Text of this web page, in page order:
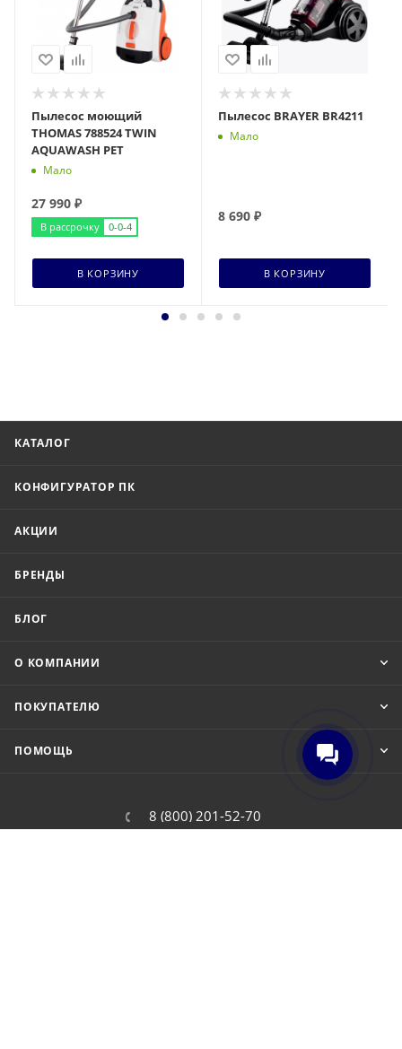
Пылесос моющий
THOMAS 788524 TWIN
AQUAWASH PET
Мало
27 990 ₽
В рассрочку 0-0-4
В КОРЗИНУ
Пылесос BRAYER BR4211
Мало
8 690 ₽
В КОРЗИНУ
КАТАЛОГ
КОНФИГУРАТОР ПК
АКЦИИ
БРЕНДЫ
БЛОГ
О КОМПАНИИ
ПОКУПАТЕЛЮ
ПОМОЩЬ
8 (800) 201-52-70